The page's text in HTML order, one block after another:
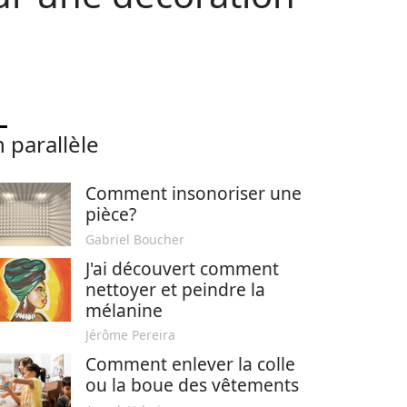
parallèle
Comment insonoriser une
pièce?
Gabriel Boucher
J'ai découvert comment
nettoyer et peindre la
mélanine
Jérôme Pereira
Comment enlever la colle
ou la boue des vêtements